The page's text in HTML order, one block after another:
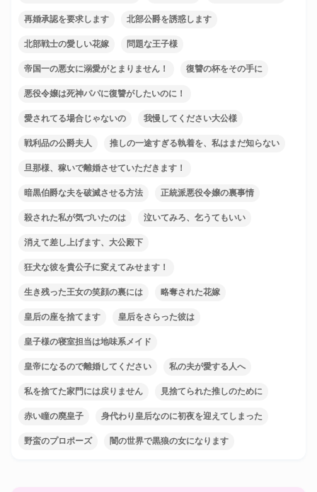
再婚承認を要求します 北部公爵を誘惑します
北部戦士の愛しい花嫁 問題な王子様
帝国一の悪女に溺愛がとまりません！ 復讐の杯をその手に
悪役令嬢は死神パパに復讐がしたいのに！
愛されてる場合じゃないの 我慢してください大公様
戦利品の公爵夫人 推しの一途すぎる執着を、私はまだ知らない
旦那様、稼いで離婚させていただきます！
暗黒伯爵な夫を破滅させる方法 正統派悪役令嬢の裏事情
殺された私が気づいたのは 泣いてみろ、乞うてもいい
消えて差し上げます、大公殿下
狂犬な彼を貴公子に変えてみせます！
生き残った王女の笑顔の裏には 略奪された花嫁
皇后の座を捨てます 皇后をさらった彼は
皇子様の寝室担当は地味系メイド
皇帝になるので離婚してください 私の夫が愛する人へ
私を捨てた家門には戻りません 見捨てられた推しのために
赤い瞳の廃皇子 身代わり皇后なのに初夜を迎えてしまった
野蛮のプロポーズ 闇の世界で黒狼の女になります